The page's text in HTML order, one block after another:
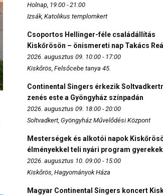
Holnap, 19:00 - 21:00
Izsák, Katolikus templomkert
Csoportos Hellinger-féle családállítás
Kiskőrösön – önismereti nap Takács
2026. augusztus 09. 10:00 - 17:00
Kiskőrös, Felsőcebe tanya 45.
Continental Singers érkezik
zenés este a Gyöngyház színpadán
2026. augusztus 09. 18:00 - 20:00
Soltvadkert, Gyöngyház Művelődési Központ
Mesterségek és alkotói napok
élményekkel teli nyári program
2026. augusztus 10. 09:00 - 15:00
Kiskőrös, Hagyományok Háza
Magyar Continental Singers koncert